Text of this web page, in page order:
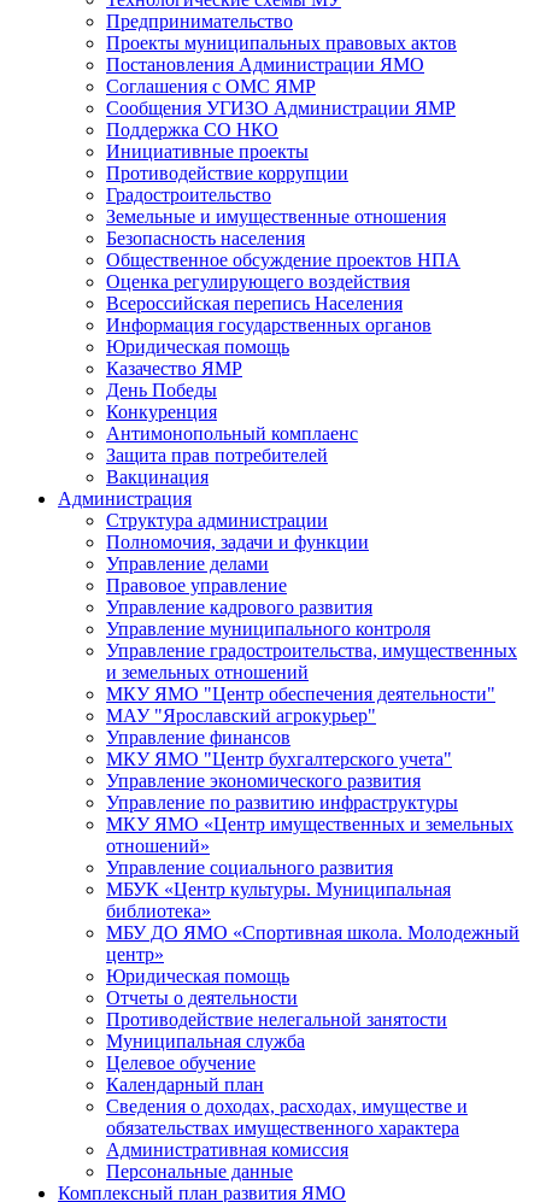
Предпринимательство
Проекты муниципальных правовых актов
Постановления Администрации ЯМО
Соглашения с ОМС ЯМР
Сообщения УГИЗО Администрации ЯМР
Поддержка СО НКО
Инициативные проекты
Противодействие коррупции
Градостроительство
Земельные и имущественные отношения
Безопасность населения
Общественное обсуждение проектов НПА
Оценка регулирующего воздействия
Всероссийская перепись Населения
Информация государственных органов
Юридическая помощь
Казачество ЯМР
День Победы
Конкуренция
Антимонопольный комплаенс
Защита прав потребителей
Вакцинация
Администрация
Структура администрации
Полномочия, задачи и функции
Управление делами
Правовое управление
Управление кадрового развития
Управление муниципального контроля
Управление градостроительства, имущественных
и земельных отношений
МКУ ЯМО "Центр обеспечения деятельности"
МАУ "Ярославский агрокурьер"
Управление финансов
МКУ ЯМО "Центр бухгалтерского учета"
Управление экономического развития
Управление по развитию инфраструктуры
МКУ ЯМО «Центр имущественных и земельных
отношений»
Управление социального развития
МБУК «Центр культуры. Муниципальная
библиотека»
МБУ ДО ЯМО «Спортивная школа. Молодежный
центр»
Юридическая помощь
Отчеты о деятельности
Противодействие нелегальной занятости
Муниципальная служба
Целевое обучение
Календарный план
Сведения о доходах, расходах, имуществе и
обязательствах имущественного характера
Административная комиссия
Персональные данные
Комплексный план развития ЯМО